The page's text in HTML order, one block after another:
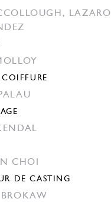
LAZARO
COIFFURE
CHOI
DE CASTING